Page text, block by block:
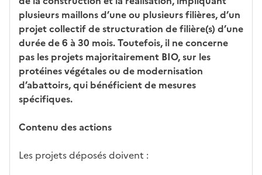
plusieurs maillons d’une ou plusieurs filières, d’un
projet collectif de structuration de filière(s) d’une
durée de 6 à 30 mois. Toutefois, il ne concerne
pas les projets majoritairement BIO, sur les
protéines végétales ou de modernisation
d’abattoirs, qui bénéficient de mesures
spécifiques.
Contenu des actions
Les projets déposés doivent :